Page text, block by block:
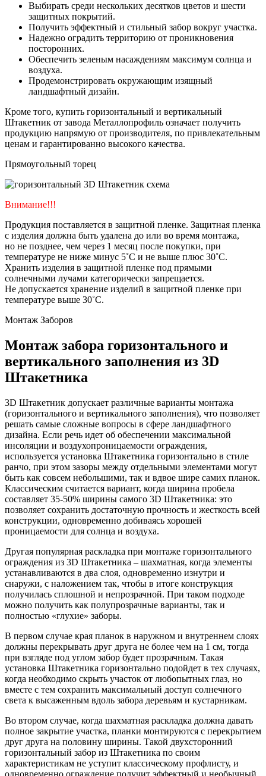
Выбирать среди нескольких десятков цветов и шести
защитных покрытий.
Получить эффектный и стильный забор вокруг участка.
Надежно оградить территорию от проникновения
посторонних.
Обеспечить зеленым насаждениям максимум солнца и
воздуха.
Продемонстрировать окружающим изящный
ландшафтный дизайн.
Кроме того, купить горизонтальный и вертикальный
Штакетник от завода Металлопрофиль означает получить
продукцию напрямую от производителя, по привлекательным
ценам и гарантированно высокого качества.
Прямоугольный торец
Внимание!!!
Продукция поставляется в защитной пленке. Защитная пленка
с изделия должна быть удалена до или во время монтажа,
но не позднее, чем через 1 месяц после покупки, при
температуре не ниже минус 5˚С и не выше плюс 30˚С.
Хранить изделия в защитной пленке под прямыми
солнечными лучами категорически запрещается.
Не допускается хранение изделий в защитной пленке при
температуре выше 30˚С.
Монтаж Заборов
Монтаж забора горизонтального и
вертикального заполнения из 3D
Штакетника
3D Штакетник допускает различные варианты монтажа
(горизонтального и вертикального заполнения), что позволяет
решать самые сложные вопросы в сфере ландшафтного
дизайна. Если речь идет об обеспечении максимальной
инсоляции и воздухопроницаемости ограждения,
используется установка Штакетника горизонтально в стиле
ранчо, при этом зазоры между отдельными элементами могут
быть как совсем небольшими, так и вдвое шире самих планок.
Классическим считается вариант, когда ширина пробела
составляет 35-50% ширины самого 3D Штакетника: это
позволяет сохранить достаточную прочность и жесткость всей
конструкции, одновременно добиваясь хорошей
проницаемости для солнца и воздуха.
Другая популярная раскладка при монтаже горизонтального
ограждения из 3D Штакетника – шахматная, когда элементы
устанавливаются в два слоя, одновременно изнутри и
снаружи, с наложением так, чтобы в итоге конструкция
получилась сплошной и непрозрачной. При таком подходе
можно получить как полупрозрачные варианты, так и
полностью «глухие» заборы.
В первом случае края планок в наружном и внутреннем слоях
должны перекрывать друг друга не более чем на 1 см, тогда
при взгляде под углом забор будет прозрачным. Такая
установка Штакетника горизонтально подойдет в тех случаях,
когда необходимо скрыть участок от любопытных глаз, но
вместе с тем сохранить максимальный доступ солнечного
света к высаженным вдоль забора деревьям и кустарникам.
Во втором случае, когда шахматная раскладка должна давать
полное закрытие участка, планки монтируются с перекрытием
друг друга на половину ширины. Такой двухсторонний
горизонтальный забор из Штакетника по своим
характеристикам не уступит классическому профлисту, и
одновременно ограждение получит эффектный и необычный